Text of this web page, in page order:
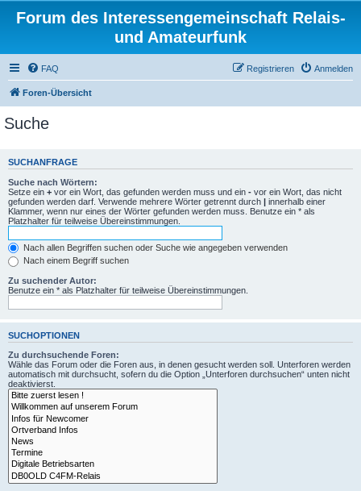
Forum des Interessengemeinschaft Relais-
und Amateurfunk
FAQ Anmelden
Registrieren
Foren-Übersicht
Suche
SUCHANFRAGE
Suche nach Wörtern:
Setze ein + vor ein Wort, das gefunden werden muss und ein - vor ein Wort, das nicht
gefunden werden darf. Verwende mehrere Wörter getrennt durch | innerhalb einer
Klammer, wenn nur eines der Wörter gefunden werden muss. Benutze ein * als
Platzhalter für teilweise Übereinstimmungen.
Nach allen Begriffen suchen oder Suche wie angegeben verwenden
Nach einem Begriff suchen
Zu suchender Autor:
Benutze ein * als Platzhalter für teilweise Übereinstimmungen.
SUCHOPTIONEN
Zu durchsuchende Foren:
Wähle das Forum oder die Foren aus, in denen gesucht werden soll. Unterforen werden
automatisch mit durchsucht, sofern du die Option „Unterforen durchsuchen“ unten nicht
deaktivierst.